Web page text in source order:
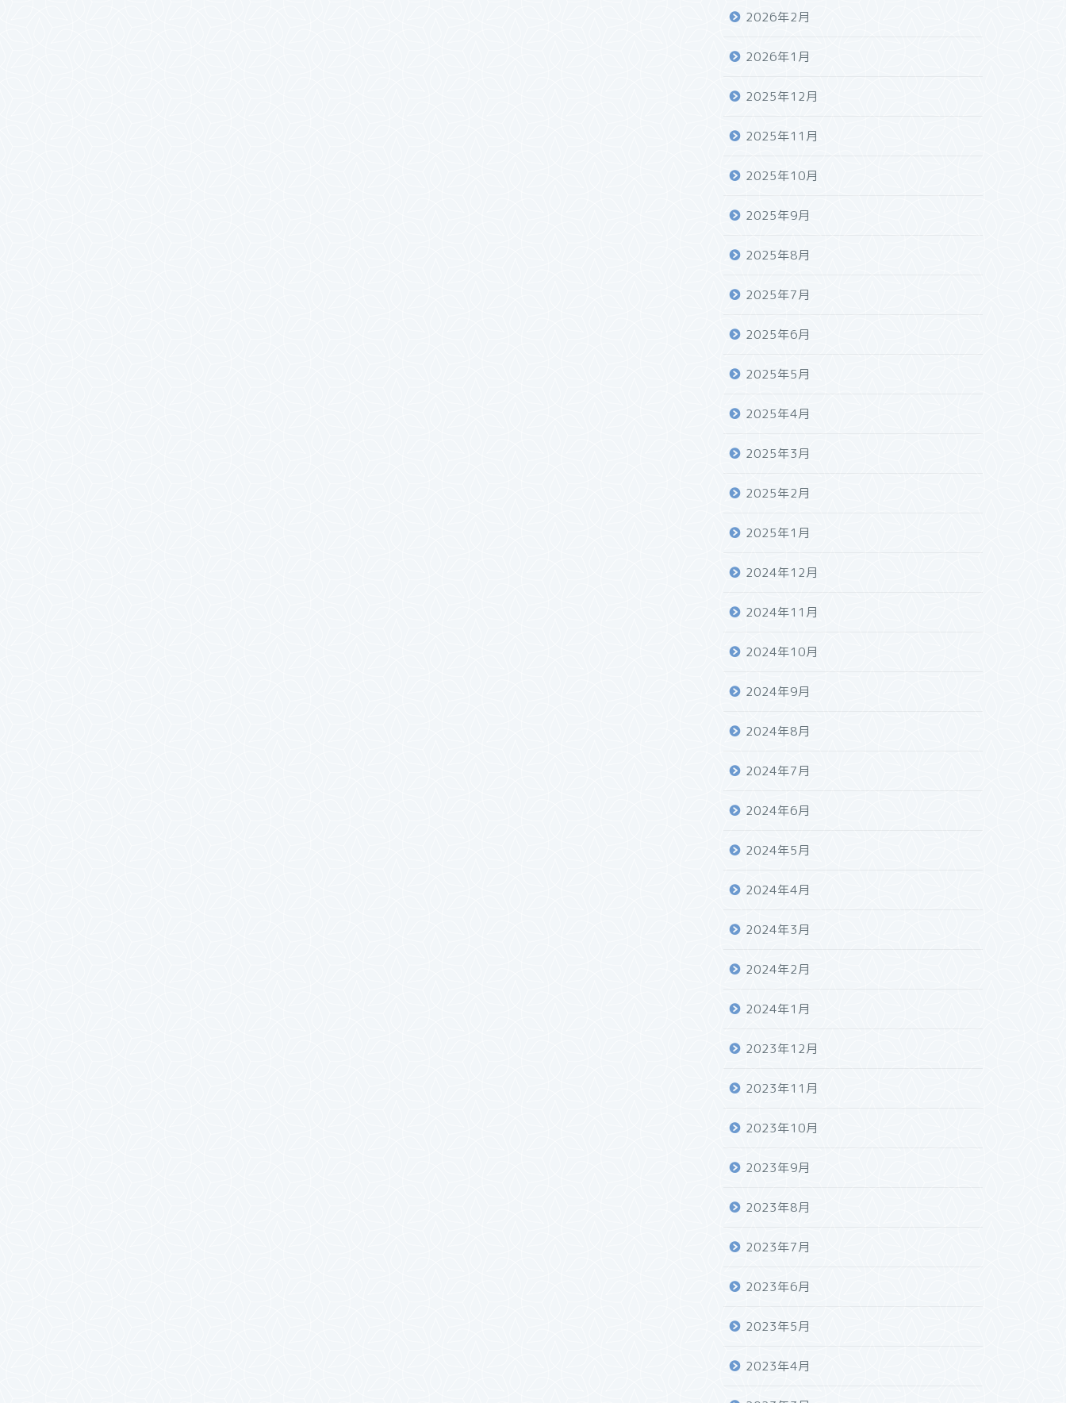
2026年2月
2026年1月
2025年12月
2025年11月
2025年10月
2025年9月
2025年8月
2025年7月
2025年6月
2025年5月
2025年4月
2025年3月
2025年2月
2025年1月
2024年12月
2024年11月
2024年10月
2024年9月
2024年8月
2024年7月
2024年6月
2024年5月
2024年4月
2024年3月
2024年2月
2024年1月
2023年12月
2023年11月
2023年10月
2023年9月
2023年8月
2023年7月
2023年6月
2023年5月
2023年4月